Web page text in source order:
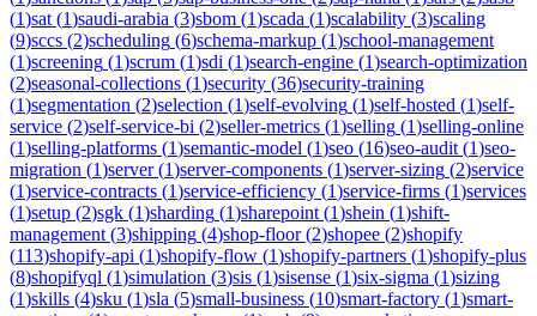
(1)sat (1)saudi-arabia (3)sbom (1)scada (1)scalability (3)scaling
(9)sccs (2)scheduling (6)schema-markup (1)school-management
(1)screening (1)scrum (1)sdi (1)search-engine (1)search-optimization
(2)seasonal-collections (1)security (36)security-training
(1)segmentation (2)selection (1)self-evolving (1)self-hosted (1)self-
service (2)self-service-bi (2)seller-metrics (1)selling (1)selling-online
(1)selling-platforms (1)semantic-model (1)seo (16)seo-audit (1)seo-
migration (1)server(1)server-components (1)server-sizing (2)service
(1)service-contracts (1)service-efficiency (1)service-firms (1)services
(1)setup (2)sgk (1)sharding (1)sharepoint (1)shein (1)shift-
management (3)shipping (4)shop-floor(2)shopee (2)shopify
(113)shopify-api (1)shopify-flow (1)shopify-partners (1)shopify-plus
(8)shopifyql (1)simulation (3)sis (1)sisense (1)six-sigma (1)sizing
(1)skills (4)sku (1)sla (5)small-business (10)smart-factory (1)smart-